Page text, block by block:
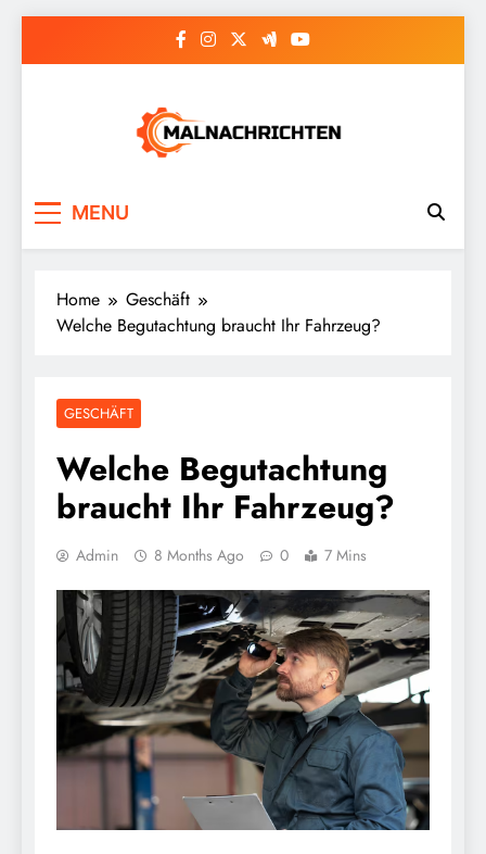
MENU
Home
Geschäft
Welche Begutachtung braucht Ihr Fahrzeug?
GESCHÄFT
Welche Begutachtung
braucht Ihr Fahrzeug?
Admin 8 Months Ago 0 7 Mins